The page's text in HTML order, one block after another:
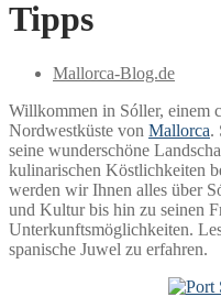
Tipps
Mallorca-Blog.de
Willkommen in Sóller, einem
Nordwestküste von Mallorca.
seine wunderschöne
kulinarischen Köstlichkeiten
werden wir Ihnen alles über
und Kultur bis hin zu seinen
Unterkunftsmöglichkeiten.
spanische Juwel zu erfahren.